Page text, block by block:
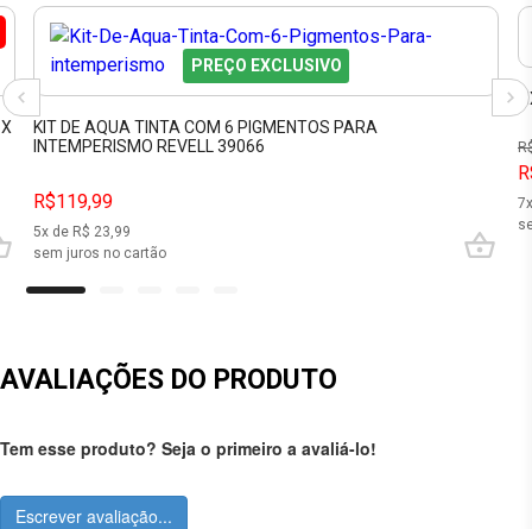
PREÇO EXCLUSIVO
KIT DE AQUA TINTA COM 6 PIGMENTOS PARA
INTEMPERISMO REVELL 39066
R$119,99
5x de R$ 23,99
sem juros no cartão
7
AVALIAÇÕES DO PRODUTO
Tem esse produto? Seja o primeiro a avaliá-lo!
Escrever avaliação...